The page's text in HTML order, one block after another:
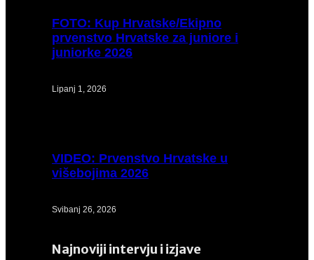
FOTO: Kup Hrvatske/Ekipno
prvenstvo Hrvatske za juniore i
juniorke 2026
Lipanj 1, 2026
VIDEO: Prvenstvo Hrvatske u
višebojima 2026
Svibanj 26, 2026
Najnoviji intervju i izjave